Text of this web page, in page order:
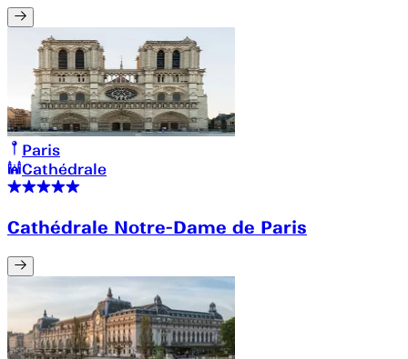
Paris
Cathédrale
Cathédrale Notre-Dame de Paris